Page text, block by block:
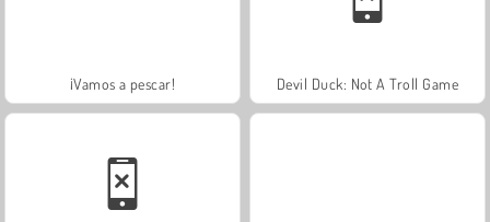
¡Vamos a pescar! Devil Duck: Not A Troll Game